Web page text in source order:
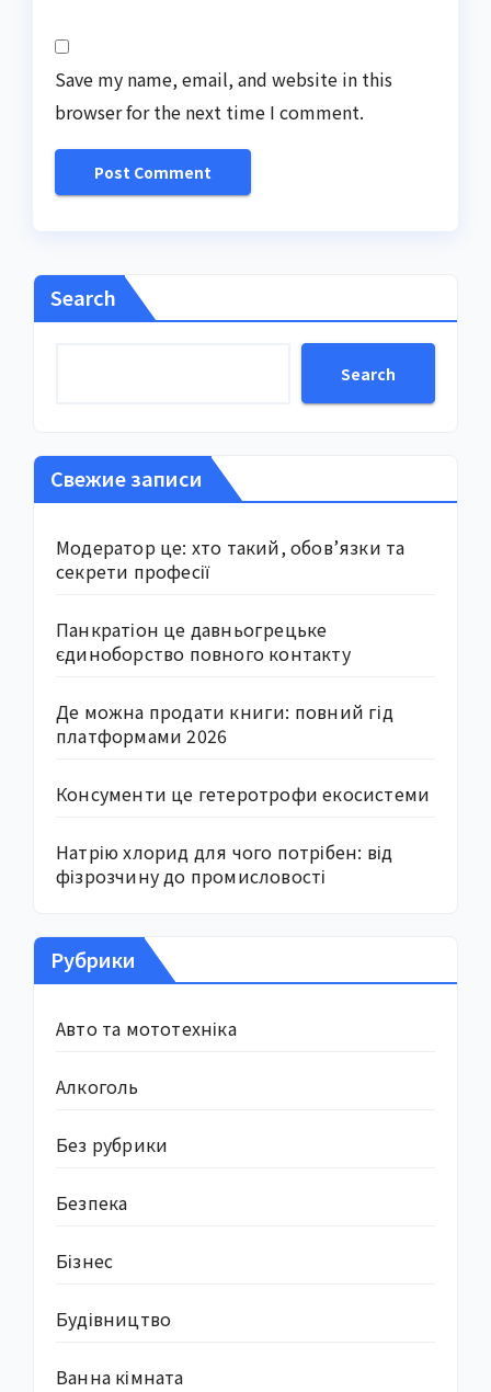
Save my name, email, and website in this
browser for the next time I comment.
Search
Search
Свежие записи
Модератор це: хто такий, обов’язки та
секрети професії
Панкратіон це давньогрецьке
єдиноборство повного контакту
Де можна продати книги: повний гід
платформами 2026
Консументи це гетеротрофи екосистеми
Натрію хлорид для чого потрібен: від
фізрозчину до промисловості
Рубрики
Авто та мототехніка
Алкоголь
Без рубрики
Безпека
Бізнес
Будівництво
Ванна кімната